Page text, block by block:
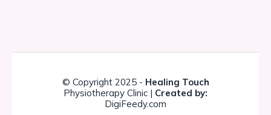
© Copyright 2025 - Healing Touch
Physiotherapy Clinic | Created by:
DigiFeedy.com